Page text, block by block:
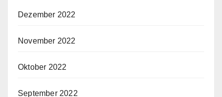
Dezember 2022
November 2022
Oktober 2022
September 2022